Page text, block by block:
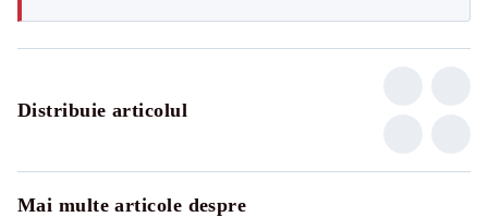
Distribuie articolul
Mai multe articole despre